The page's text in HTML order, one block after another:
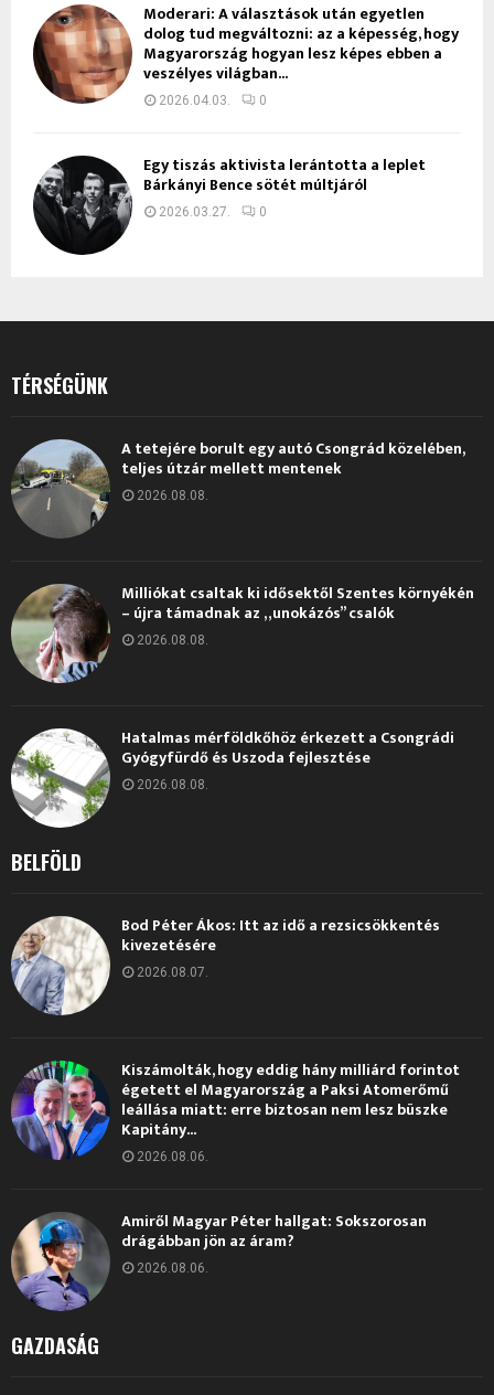
Moderari: A választások után egyetlen
dolog tud megváltozni: az a képesség, hogy
Magyarország hogyan lesz képes ebben a
veszélyes világban...
2026.04.03. 0
Egy tiszás aktivista lerántotta a leplet
Bárkányi Bence sötét múltjáról
2026.03.27. 0
TÉRSÉGÜNK
A tetejére borult egy autó Csongrád közelében,
teljes útzár mellett mentenek
2026.08.08.
Milliókat csaltak ki idősektől Szentes környékén
– újra támadnak az „unokázós” csalók
2026.08.08.
Hatalmas mérföldkőhöz érkezett a Csongrádi
Gyógyfürdő és Uszoda fejlesztése
2026.08.08.
BELFÖLD
Bod Péter Ákos: Itt az idő a rezsicsökkentés
kivezetésére
2026.08.07.
Kiszámolták, hogy eddig hány milliárd forintot
égetett el Magyarország a Paksi Atomerőmű
leállása miatt: erre biztosan nem lesz büszke
Kapitány...
2026.08.06.
Amiről Magyar Péter hallgat: Sokszorosan
drágábban jön az áram?
2026.08.06.
GAZDASÁG